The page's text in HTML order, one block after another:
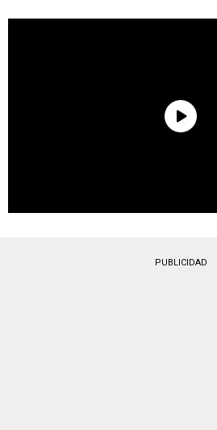
PUBLICIDAD